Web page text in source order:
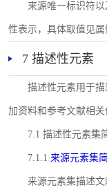
来源唯一标识符以
性表示，具体取值见属
7 描述性元素
描述性元素用于
加资料和参考文献相
7.1 描述性元素集
7.1.1 来源元素集
来源元素集描述